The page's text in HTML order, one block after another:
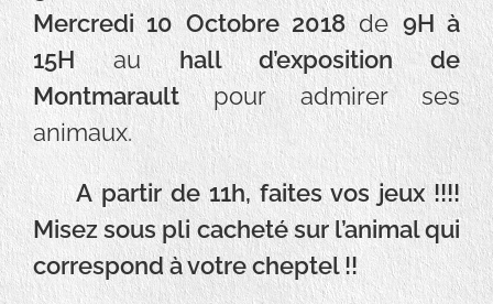
Mercredi 10 Octobre 2018de 9H à
15Hau hall d’exposition de
Montmaraultpour admirer ses
animaux.
A partir de 11h, faites vos jeux !!!!
Misez sous pli cacheté sur l’animal qui
correspond à votre cheptel !!